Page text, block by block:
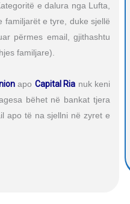
e dalura nga Lufta,
familjarët e tyre, duke sjellë
përmes email, gjithashtu
familjare).
apo Capital Ria nuk keni
bëhet në bankat tjera
apo të na sjellni në zyret e